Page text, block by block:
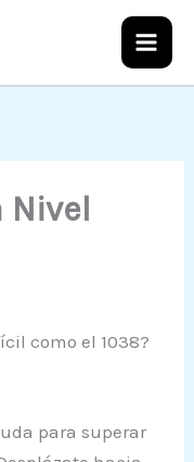
Nivel
como el 1038?
para superar